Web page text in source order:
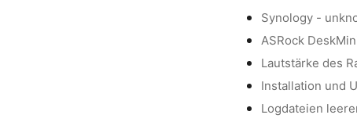
Synology -
ASRock
Lautstärke des
Installation und
Logdateien